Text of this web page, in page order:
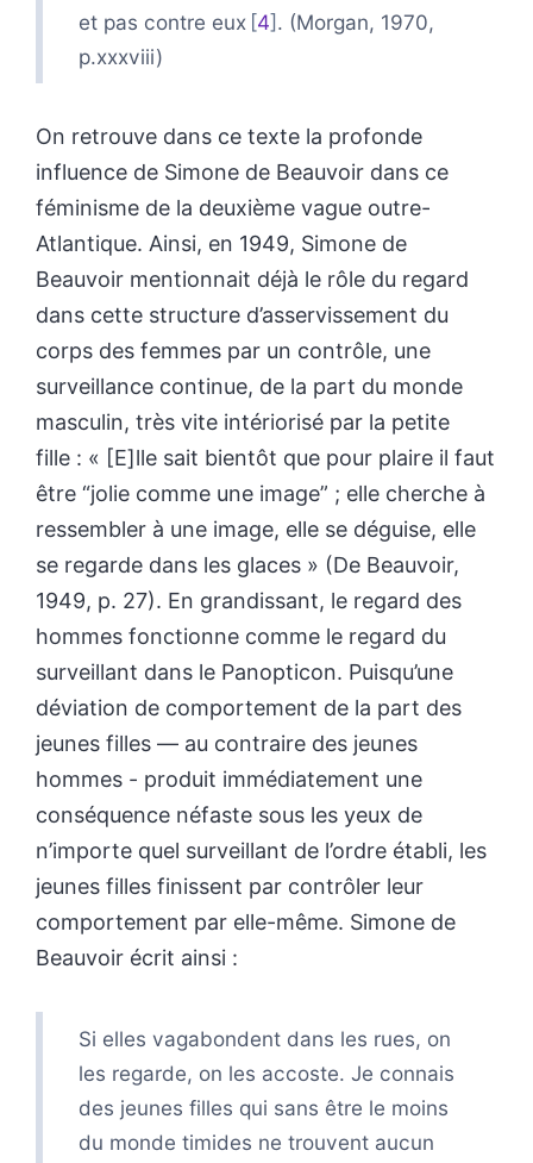
et pas contre eux 4 . (Morgan, 1970,
p.xxxviii)
On retrouve dans ce texte la profonde
influence de Simone de Beauvoir dans ce
féminisme de la deuxième vague outre-
Atlantique. Ainsi, en 1949, Simone de
Beauvoir mentionnait déjà le rôle du regard
dans cette structure d’asservissement du
corps des femmes par un contrôle, une
surveillance continue, de la part du monde
masculin, très vite intériorisé par la petite
fille : « [E]lle sait bientôt que pour plaire il faut
être “jolie comme une image” ; elle cherche à
ressembler à une image, elle se déguise, elle
se regarde dans les glaces » (De Beauvoir,
1949, p. 27). En grandissant, le regard des
hommes fonctionne comme le regard du
surveillant dans le Panopticon. Puisqu’une
déviation de comportement de la part des
jeunes filles — au contraire des jeunes
hommes - produit immédiatement une
conséquence néfaste sous les yeux de
n’importe quel surveillant de l’ordre établi, les
jeunes filles finissent par contrôler leur
comportement par elle-même. Simone de
Beauvoir écrit ainsi :
Si elles vagabondent dans les rues, on
les regarde, on les accoste. Je connais
des jeunes filles qui sans être le moins
du monde timides ne trouvent aucun